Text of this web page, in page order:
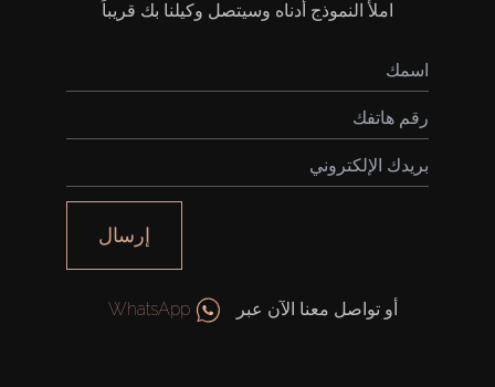
إيجار
قيد الإنشاء
املأ النموذج أدناه وسيتصل وكيلنا بك قريباً
إرسال
أو تواصل معنا الآن عبر WhatsApp